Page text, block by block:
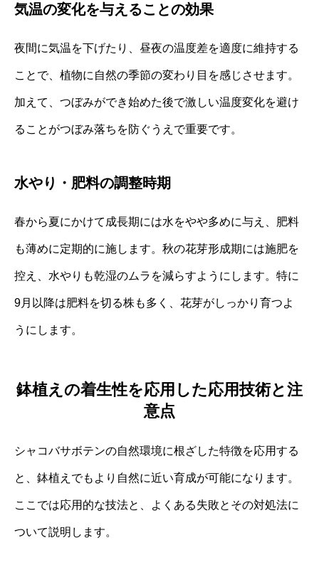
気温の変化を与えることの効果
夜間に気温を下げたり、昼夜の温度差を適度に維持する
ことで、植物に自然の季節の変わり目を感じさせます。
加えて、つぼみができ始めた後で激しい温度変化を避け
ることがつぼみ落ちを防ぐうえで重要です。
水やり・肥料の調整時期
春から夏にかけて成長期には水をやや多めに与え、肥料
も薄めに定期的に施します。秋の花芽形成期には施肥を
控え、水やりも乾湿のムラを減らすようにします。特に
9月以降は肥料を切る株も多く、花芽がしっかり育つよ
うにします。
鉢植えの着生性を応用した応用技術と注
意点
シャコバサボテンの自然環境に根ざした特徴を応用する
と、鉢植えでもより自然に近い育成が可能になります。
ここでは応用的な技法と、よくある失敗とその対処法に
ついて説明します。